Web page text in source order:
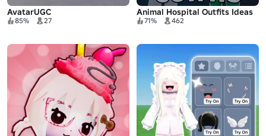
AvatarUGC
85% 27
Animal Hospital Outfits Ideas
71% 462